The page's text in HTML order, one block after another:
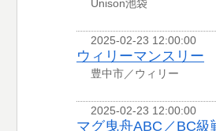
Unison池袋
2025-02-23 12:00:00
ウィリーマンスリー
豊中市／ウィリー
2025-02-23 12:00:00
マグ曳舟ABC／BC級